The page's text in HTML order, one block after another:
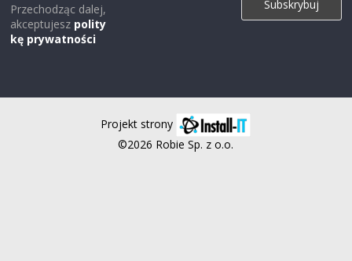
Przechodząc dalej,
akceptujesz polity
kę prywatności
Projekt strony
©2026 Robie Sp. z o.o.